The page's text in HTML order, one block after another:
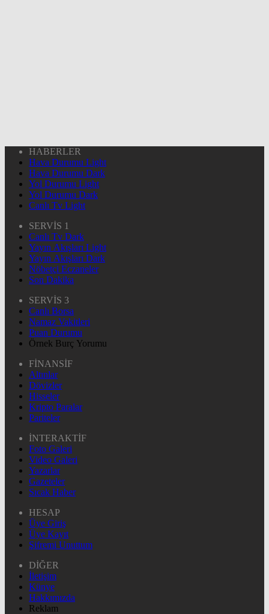
HABERLER
Hava Durumu Light
Hava Durumu Dark
Yol Durumu Light
Yol Durumu Dark
Canlı Tv Light
SERVİS 1
Canlı Tv Dark
Yayın Akışları Light
Yayın Akışları Dark
Nöbetçi Eczaneler
Son Dakika
SERVİS 3
Canlı Borsa
Namaz Vakitleri
Puan Durumu
Örnek Burç Yorumu
FİNANSİF
Altınlar
Dövizler
Hisseler
Kripto Paralar
Pariteler
İNTERAKTİF
Foto Galeri
Video Galeri
Yazarlar
Gazeteler
Sıcak Haber
HESAP
Üye Giriş
Üye Kayıt
Şifremi Unuttum
DİĞER
İletişim
Künye
Hakkımızda
Reklam